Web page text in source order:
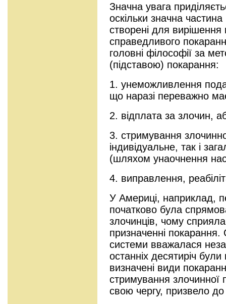
Значна увага
оскільки значна
створені для
справедливого
головні філософії за
(підставою) покарання:
1. унеможливлення
що наразі переважно
2. відплата за злочин,
3. стримування
індивідуальне, так і
(шляхом унаочнення
4. виправлення,
У Америці, наприклад,
початково була
злочинців, чому
призначенні покарання.
системи вважалася
останніх десятиріч були
визначені види
стримування злочинної
свою чергу, призвело